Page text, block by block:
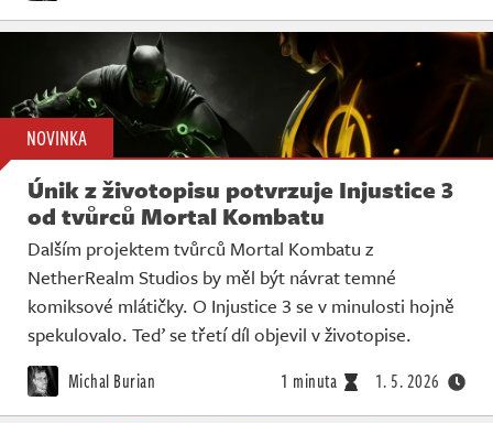
NOVINKA
Únik z životopisu potvrzuje Injustice 3
od tvůrců Mortal Kombatu
Dalším projektem tvůrců Mortal Kombatu z
NetherRealm Studios by měl být návrat temné
komiksové mlátičky. O Injustice 3 se v minulosti hojně
spekulovalo. Teď se třetí díl objevil v životopise.
Michal Burian 1 minuta 1. 5. 2026